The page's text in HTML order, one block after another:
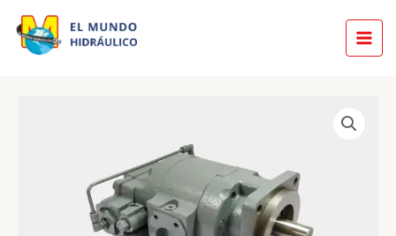
content